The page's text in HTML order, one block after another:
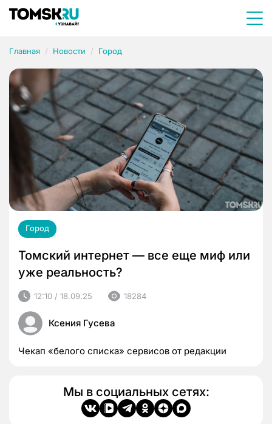
Главная Новости Город
Город
Томский интернет — все еще миф или
уже реальность?
12:10 / 18.09.25 18284
Ксения Гусева
Чекап «белого списка» сервисов от редакции
Мы в социальных сетях: